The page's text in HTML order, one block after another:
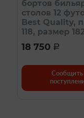
бортов
столов 12
Best Quality,
118, размер
18 750 a
Сообщить